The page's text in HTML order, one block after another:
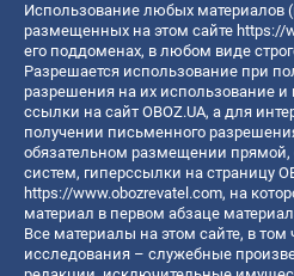
Использование любых материалов
размещенных на этом сайте https://
его поддоменах, в любом виде
Разрешается использование при
разрешения на их использование и
ссылки на сайт OBOZ.UA, а для
получении письменного
обязательном размещении прямой,
систем, гиперссылки на страницу
https://www.obozrevatel.com, на
материал в первом абзаце
Все материалы на этом сайте, в том
исследования – служебные